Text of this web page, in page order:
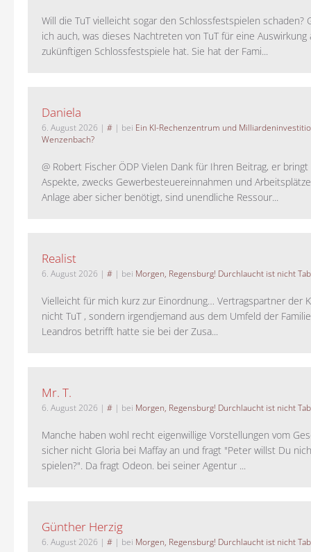
Will die TuT vielleicht sogar den Schlossfestspielen schaden?
ich auch, was dieses Nachtreten von TuT für eine Auswirkung
zukünftigen Schlossfestspiele hat. Sie hat der Fami...
Daniela
6. August 2026 | # | bei Ein KI-Rechenzentrum und
Wenzenbach?
@ Robert Fischer ÖDP Vielen Dank für Ihren Beitrag, er
Aspekte, zwecks Gewerbesteuereinnahmen und
Anlage aber sicher benötigt, sind unendliche Ressour...
Realist
6. August 2026 | # | bei Morgen, Regensburg! Durchlaucht ist nicht
Vielleicht für mich kurz zur Einordnung… Vertragspartner der
nicht TuT , sondern irgendjemand aus dem Umfeld der
Leandros betrifft hatte sie bei der Zusa...
Mr. T.
6. August 2026 | # | bei Morgen, Regensburg! Durchlaucht ist nicht
Manche haben wohl recht eigenwillige Vorstellungen vom
sicher nicht Gloria bei Maffay an und fragt "Peter willst Du
spielen?". Da fragt Odeon. bei seiner Agentur ...
Günther Herzig
6. August 2026 | # | bei Morgen, Regensburg! Durchlaucht ist nicht